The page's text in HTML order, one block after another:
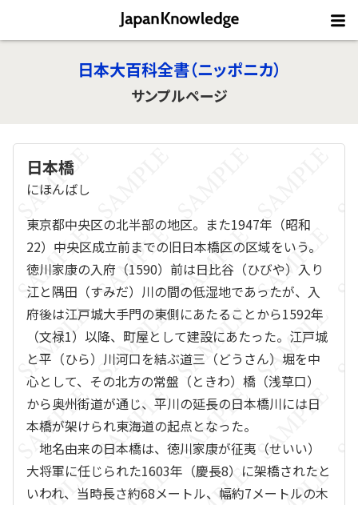
日本大百科全書（ニッポニカ）
サンプルページ
日本橋
にほんばし
東京都中央区の北半部の地区。また1947年（昭和
22）中央区成立前までの旧日本橋区の区域をいう。
徳川家康の入府（1590）前は日比谷（ひびや）入り
江と隅田（すみだ）川の間の低湿地であったが、入
府後は江戸城大手門の東側にあたることから1592年
（文禄1）以降、町屋として建設にあたった。江戸城
と平（ひら）川河口を結ぶ道三（どうさん）堀を中
心として、その北方の常盤（ときわ）橋（浅草口）
から奥州街道が通じ、平川の延長の日本橋川には日
本橋が架けられ東海道の起点となった。
地名由来の日本橋は、徳川家康が征夷（せいい）
大将軍に任じられた1603年（慶長8）に架橋されたと
いわれ、当時長さ約68メートル、幅約7メートルの木